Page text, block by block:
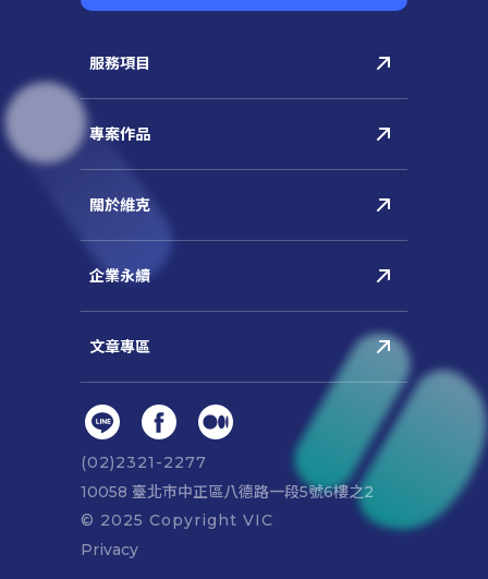
(02)2321-2277
10058 臺北市中正區八德路⼀段5號6樓之2
© 2025 Copyright VIC
Privacy